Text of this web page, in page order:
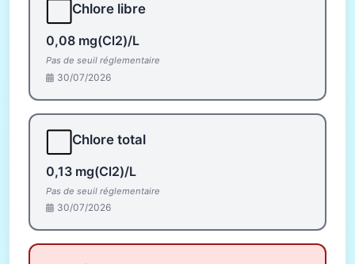
Chlore libre
0,08 mg(Cl2)/L
Pas de seuil réglementaire
30/07/2026
Chlore total
0,13 mg(Cl2)/L
Pas de seuil réglementaire
30/07/2026